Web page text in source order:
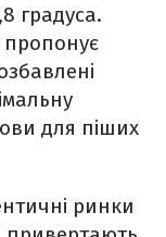
градуса.
пропонує
для піших
ринки